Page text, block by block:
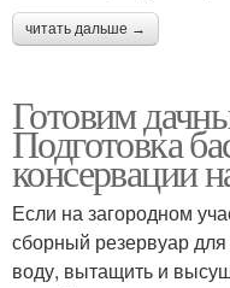
читать дальше →
Готовим
Подготовка
консервации
Если на загородном
сборный резервуар для
воду, вытащить и